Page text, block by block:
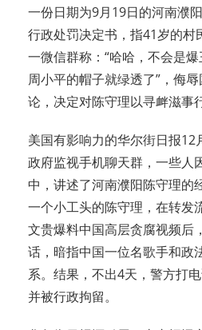
一份日期为9月19日的河南濮
行政处罚决定书，指41岁的村
一微信群称：“哈哈，不会是
周小平的帽子就绿透了”，侮
论，决定对陈守理以寻衅滋事
美国有影响力的华尔街日报12
政府监视手机聊天群，一些人
中，讲述了河南濮阳陈守理的
一个小工头的陈守理，在转发
文贵爆料中国高层贪腐视频后
话，暗指中国一位名歌手和政
系。结果，不出4天，警方打
并被行政拘留。